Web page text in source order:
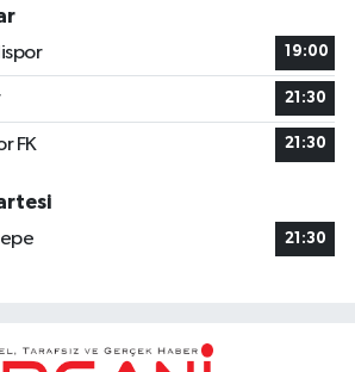
19:00
21:30
FK 21:30
21:30